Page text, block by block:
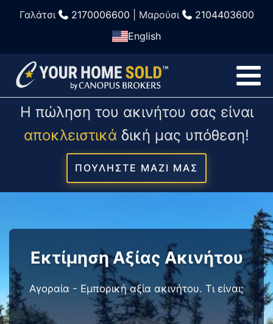
Γαλάτσι 2170006600 | Μαρούσι
2104403600
English
Η πώληση του ακινήτου σας είναι
αποκλειστικά δική μας υπόθεση!
ΠΟΥΛΗΣΤΕ ΜΑΖΙ ΜΑΣ
Εκτίμηση Αξίας Ακινήτου
Αγοραία - Εμπορική αξία ακινήτου. Τι είναι;